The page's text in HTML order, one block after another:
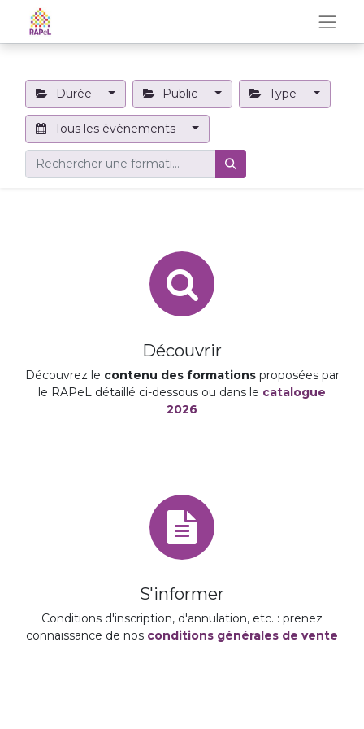
Durée Public Type
Tous les événements
Découvrir
Découvrez le contenu des formationsproposées par
le RAPeL détaillé ci-dessous ou dans le catalogue
2026
S'informer
Conditions d'inscription, d'annulation, etc. : prenez
connaissance de nos conditions générales de vente